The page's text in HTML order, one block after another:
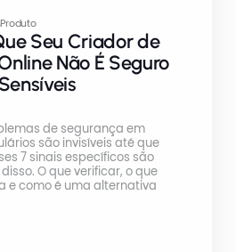
Produto
Seu Criador de
Não É Seguro
de segurança em
são invisíveis até que
7 sinais específicos são
O que verificar, o que
e como é uma alternativa